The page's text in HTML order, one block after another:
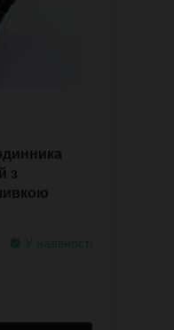
з
У наявності